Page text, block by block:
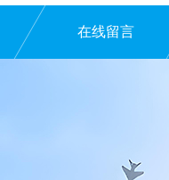
在线留言